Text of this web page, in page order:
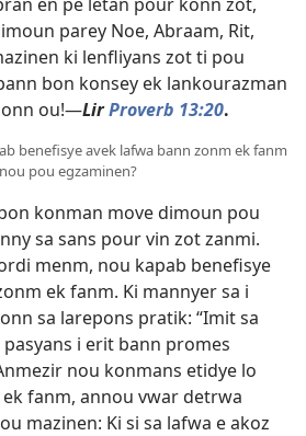
parey Noe, Abraam, Rit,
ki lenfliyans zot ti pou
bon konsey ek lankourazman
ou!​—LirProverb 13:20.
benefisye avek lafwa bann zonm ek fanm
pou egzaminen?
konman move dimoun pou
sa sans pour vin zot zanmi.
menm, nou kapab benefisye
ek fanm. Ki mannyer sa i
sa larepons pratik: “Imit sa
i erit bann promes
nou konmans etidye lo
fanm, annou vwar detrwa
mazinen: Ki si sa lafwa e akoz